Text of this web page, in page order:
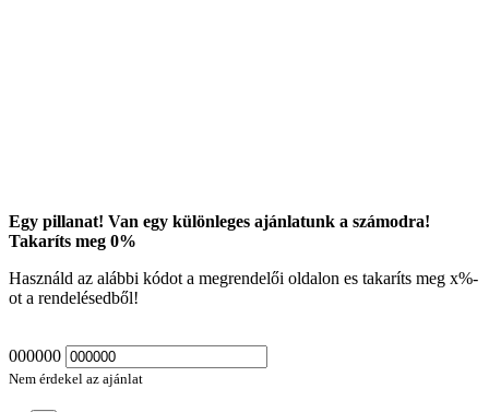
Egy pillanat! Van egy különleges ajánlatunk a számodra!
Takaríts meg 0%
Használd az alábbi kódot a megrendelői oldalon es takaríts meg x%-
ot a rendelésedből!
000000
Nem érdekel az ajánlat